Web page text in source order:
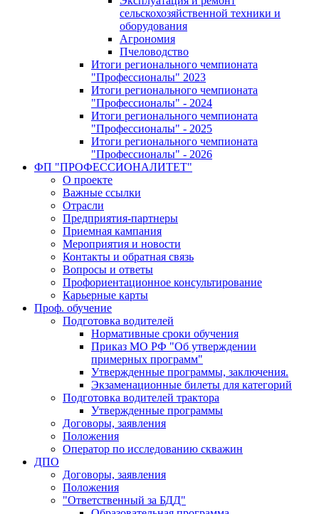
сельскохозяйственной техники и
оборудования
Агрономия
Пчеловодство
Итоги регионального чемпионата
"Профессионалы" 2023
Итоги регионального чемпионата
"Профессионалы" - 2024
Итоги регионального чемпионата
"Профессионалы" - 2025
Итоги регионального чемпионата
"Профессионалы" - 2026
ФП "ПРОФЕССИОНАЛИТЕТ"
О проекте
Важные ссылки
Отрасли
Предприятия-партнеры
Приемная кампания
Мероприятия и новости
Контакты и обратная связь
Вопросы и ответы
Профориентационное консультирование
Карьерные карты
Проф. обучение
Подготовка водителей
Нормативные сроки обучения
Приказ МО РФ "Об утверждении
примерных программ"
Утвержденные программы, заключения.
Экзаменационные билеты для категорий
Подготовка водителей трактора
Утвержденные программы
Договоры, заявления
Положения
Оператор по исследованию скважин
ДПО
Договоры, заявления
Положения
"Ответственный за БДД"